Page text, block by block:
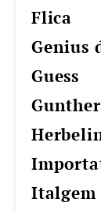
flica
genius
guess
italgem